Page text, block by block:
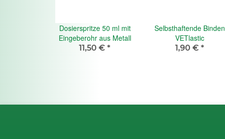
Dosierspritze 50 ml mit
Eingeberohr aus Metall
11,50 € *
Selbsthaftende Binden
VETlastic
1,90 € *